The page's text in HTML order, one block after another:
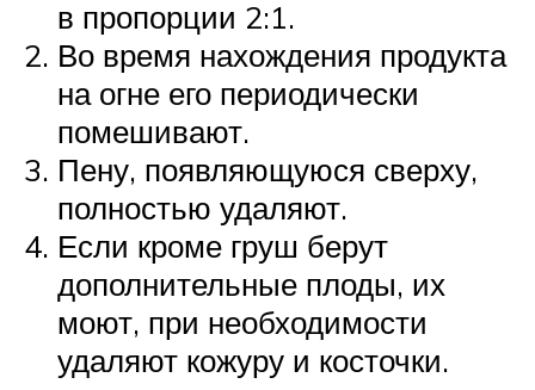
в пропорции 2:1.
Во время нахождения продукта
на огне его периодически
помешивают.
Пену, появляющуюся сверху,
полностью удаляют.
Если кроме груш берут
дополнительные плоды, их
моют, при необходимости
удаляют кожуру и косточки.